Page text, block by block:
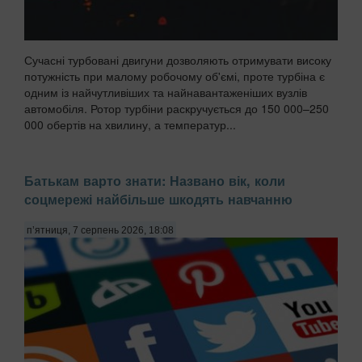
Сучасні турбовані двигуни дозволяють отримувати високу
потужність при малому робочому об'ємі, проте турбіна є
одним із найчутливіших та найнавантаженіших вузлів
автомобіля. Ротор турбіни раскручується до 150 000–250
000 обертів на хвилину, а температур...
Батькам варто знати: Названо вік, коли
соцмережі найбільше шкодять навчанню
п’ятниця, 7 серпень 2026, 18:08